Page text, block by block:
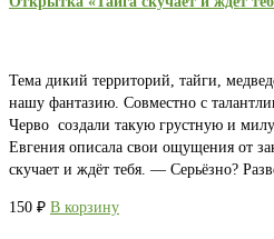
Тема дикий территорий, тайги,
нашу фантазию. Совместно с
Черво создали такую грустную и
Евгения описала свои ощущения от
скучает и ждёт тебя. — Серьёзно?
150 ₽ В корзину